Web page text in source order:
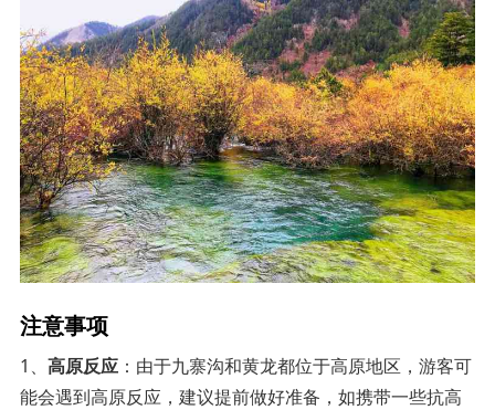
注意事项
1、 高原反应：由于九寨沟和黄龙都位于高原地区，游客可
能会遇到高原反应，建议提前做好准备，如携带一些抗高